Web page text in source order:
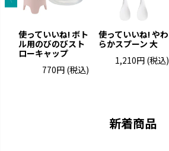
使っていいね! ボト
ル用のびのびスト
ローキャップ
770円 (税込)
使っていいね! やわ
らかスプーン 大
1,210円 (税込)
新着商品